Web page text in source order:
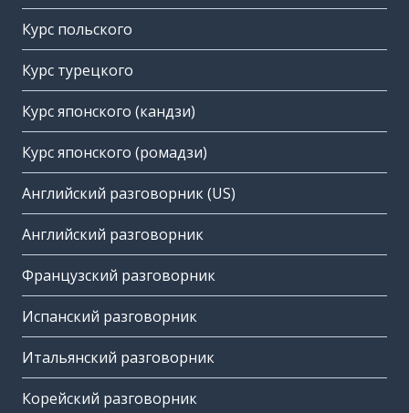
Курс польского
Курс турецкого
Курс японского (кандзи)
Курс японского (ромадзи)
Английский разговорник (US)
Английский разговорник
Французский разговорник
Испанский разговорник
Итальянский разговорник
Корейский разговорник